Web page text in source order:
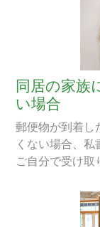
同居の家族
い場合
郵便物が到着し
くない場合、私
ご自分で受け取